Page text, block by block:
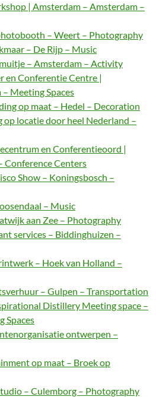
| Amsterdam – Amsterdam –
– Weert – Photography
– De Rijp – Music
– Amsterdam – Activity
en Conferentie Centre |
Meeting Spaces
op maat – Hedel – Decoration
locatie door heel Nederland –
en Conferentieoord |
Conference Centers
Show – Koningsbosch –
– Music
aan Zee – Photography
services – Biddinghuizen –
– Hoek van Holland –
– Gulpen – Transportation
Distillery Meeting space –
Spaces
ontwerpen –
op maat – Broek op
– Culemborg – Photography